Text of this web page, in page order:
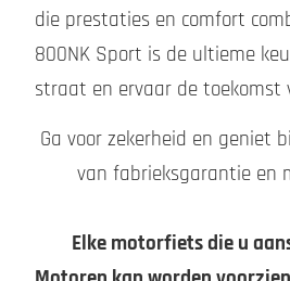
die prestaties en comfort
800NK Sport is de ultieme
straat en ervaar de toekomst
Ga voor zekerheid en geniet
van fabrieksgarantie en
Elke motorfiets die u